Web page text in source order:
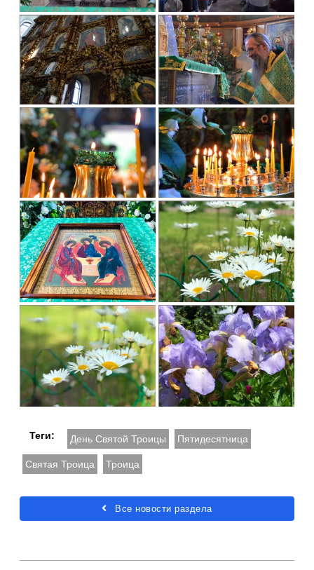
Теги: День Святой Троицы Пятидесятница
Святая Троица Троица
Все новости раздела